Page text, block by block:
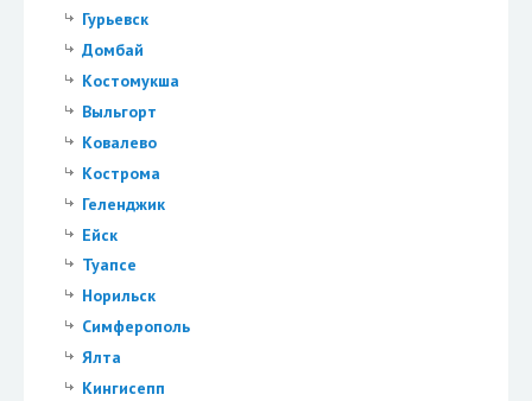
Гурьевск
Домбай
Костомукша
Выльгорт
Ковалево
Кострома
Геленджик
Ейск
Туапсе
Норильск
Симферополь
Ялта
Кингисепп